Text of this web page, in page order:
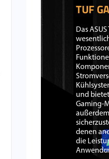
TUF
Das
und
Gaming-
denen
die